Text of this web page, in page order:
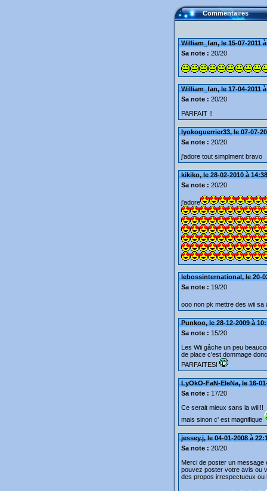
Commentaires
William_fan, le 15-07-2011
Sa note : 20/20
William_fan, le 17-04-2011
Sa note : 20/20
PARFAIT !!
lyokoguerrier33, le 07-07-
Sa note : 20/20
j'adore tout simplment bravo
kikiko, le 28-02-2010 à 14:38
Sa note : 20/20
j'adore
lebossinternational, le 20-
Sa note : 19/20
ooo non pk mettre des wii sa
Punkoo, le 28-12-2009 à
Sa note : 15/20
Les Wii gâche un peu
de place c'est dommage
PARFAITES!
LyOkO-FaN-EleNa, le 16-
Sa note : 17/20
Ce serait mieux sans la wii!!!
mais sinon c' est magnifique
jessey.j, le 04-01-2008 à
Sa note : 20/20
Merci de poster un message
pouvez poster votre avis ou
des propos irrespectueux